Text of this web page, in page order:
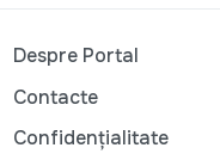
Despre Portal
Contacte
Confidențialitate